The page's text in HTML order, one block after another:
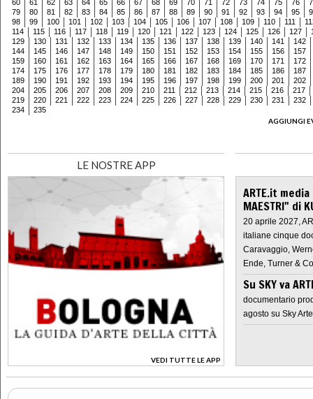
60 61 62 63 64 65 66 67 68 69 70 71 72 73 74 75 76
79
80 81 82 83 84 85 86 87 88 89 90 91 92 93 94 95
98
99 100 101 102 103 104 105 106 107 108 109 110 111
114
115 116 117 118 119 120 121 122 123 124 125 126 127
129
130 131 132 133 134 135 136 137 138 139 140 141
142
144
145 146 147 148 149 150 151 152 153 154 155 156
157
159
160 161 162 163 164 165 166 167 168 169 170 171
172
174
175 176 177 178 179 180 181 182 183 184 185 186
187
189
190 191 192 193 194 195 196 197 198 199 200 201
202
204
205 206 207 208 209 210 211 212 213 214 215 216
217
219
220 221 222 223 224 225 226 227 228 229 230 231
232
234
235
AGGIUNGI
LE NOSTRE APP
VEDI TUTTE LE APP
>
ARTE.it
MAESTRI" di
20 aprile 2027,
italiane cinque
Caravaggio,
Ende, Turner &
Su SKY va
documentario
agosto su Sky Arte